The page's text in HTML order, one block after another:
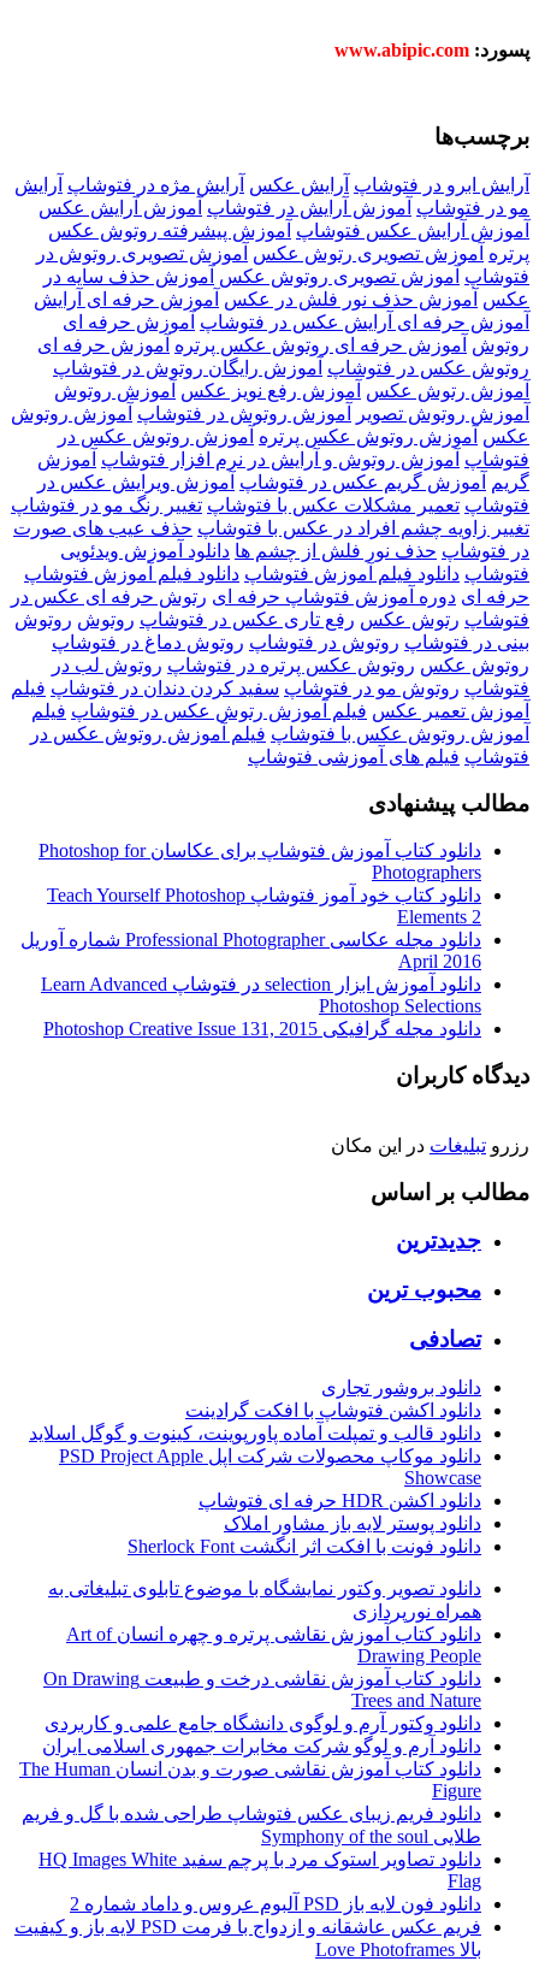
پسورد:
برچسب‌ها
آرایش ابرو در فتوشاپ آرایش عکس آرایش مژه در فتوشاپ آرایش
مو در فتوشاپ آموزش آرایش در فتوشاپ آموزش آرایش عکس
آموزش آرایش عکس فتوشاپ آموزش پیشرفته روتوش عکس
پرتره آموزش تصویری رتوش عکس آموزش تصویری روتوش در
فتوشاپ آموزش تصویری روتوش عکس آموزش حذف سایه در
عکس آموزش حذف نور فلش در عکس آموزش حرفه ای آرایش
آموزش حرفه ای آرایش عکس در فتوشاپ آموزش حرفه ای
روتوش آموزش حرفه ای روتوش عکس پرتره آموزش حرفه ای
روتوش عکس در فتوشاپ آموزش رایگان روتوش در فتوشاپ
آموزش رتوش عکس آموزش رفع نویز عکس آموزش روتوش
آموزش روتوش تصویر
آموزش روتوش در فتوشاپ آموزش روتوش
عکس آموزش روتوش عکس پرتره آموزش روتوش عکس در
فتوشاپ آموزش روتوش و آرایش در نرم افزار فتوشاپ آموزش
گریم
آموزش گریم عکس در فتوشاپ آموزش ویرایش عکس در
فتوشاپ تعمیر مشکلات عکس با فتوشاپ تغییر رنگ مو در فتوشاپ
تغییر زاویه چشم افراد در عکس با فتوشاپ حذف عیب های صورت
در فتوشاپ حذف نور فلش از چشم ها دانلود آموزش ویدئویی
فتوشاپ دانلود فیلم آموزش فتوشاپ دانلود فیلم آموزش فتوشاپ
حرفه ای دوره آموزش فتوشاپ حرفه ای رتوش حرفه ای عکس در
فتوشاپ رتوش عکس رفع تاری عکس در فتوشاپ روتوش روتوش
بینی در فتوشاپ روتوش در فتوشاپ روتوش دماغ در فتوشاپ
روتوش عکس روتوش عکس پرتره در فتوشاپ روتوش لب در
فتوشاپ روتوش مو در فتوشاپ سفید کردن دندان در فتوشاپ فیلم
آموزش تعمیر عکس فیلم آموزش رتوش عکس در فتوشاپ فیلم
آموزش روتوش عکس با فتوشاپ فیلم آموزش روتوش عکس در
فتوشاپ فیلم های آموزشی فتوشاپ
مطالب پیشنهادی
دانلود کتاب آموزش فتوشاپ برای عکاسان Photoshop for
Photographers
دانلود کتاب خود آموز فتوشاپ Teach Yourself Photoshop
Elements 2
دانلود مجله عکاسی Professional Photographer شماره آوریل
2016 April
دانلود آموزش ابزار selection در فتوشاپ Learn Advanced
Photoshop Selections
دانلود مجله گرافیکی Photoshop Creative Issue 131, 2015
دیدگاه کاربران
رزرو تبلیغات در این مکان
مطالب بر اساس
جدیدترین
محبوب ترین
تصادفی
دانلود بروشور تجاری
دانلود اکشن فتوشاپ با افکت گرادینت
دانلود قالب و تمپلت آماده پاورپوینت، کینوت و گوگل اسلاید
دانلود موکاپ محصولات شرکت اپل PSD Project Apple
Showcase
دانلود اکشن HDR حرفه ای فتوشاپ
دانلود پوستر لایه باز مشاور املاک
دانلود فونت با افکت اثر انگشت Sherlock Font
دانلود تصویر وکتور نمایشگاه با موضوع تابلوی تبلیغاتی به
همراه نورپردازی
دانلود کتاب آموزش نقاشی پرتره و چهره انسان Art of
Drawing People
دانلود کتاب آموزش نقاشی درخت و طبیعت On Drawing
Trees and Nature
دانلود وکتور آرم و لوگوی دانشگاه جامع علمی و کاربردی
دانلود آرم و لوگو شرکت مخابرات جمهوری اسلامی ایران
دانلود کتاب آموزش نقاشی صورت و بدن انسان The Human
Figure
دانلود فریم زیبای عکس فتوشاپ طراحی شده با گل و فریم
طلایی Symphony of the soul
دانلود تصاویر استوک مرد با پرچم سفید HQ Images White
Flag
دانلود فون لایه باز PSD آلبوم عروس و داماد شماره 2
فریم عکس عاشقانه و ازدواج با فرمت PSD لایه باز و کیفیت
بالا Love Photoframes